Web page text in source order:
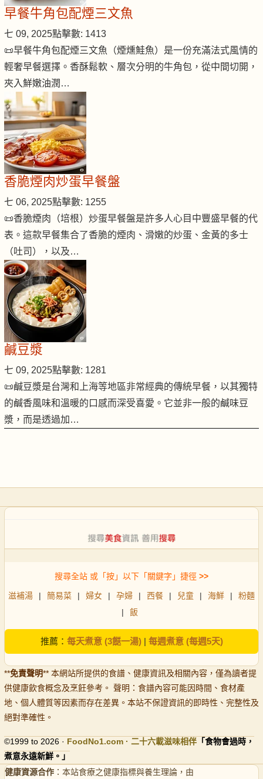
早餐牛角包配煙三文魚
七 09, 2025點擊數: 1413
📜早餐牛角包配煙三文魚（煙燻鮭魚）是一份充滿法式風情的
輕奢早餐選擇。香酥鬆軟、層次分明的牛角包，從中間切開，
夾入鮮嫩油潤…
香脆煙肉炒蛋早餐盤
七 06, 2025點擊數: 1255
📜香脆煙肉（培根）炒蛋早餐盤是許多人心目中豐盛早餐的代
表。這款早餐集合了香脆的煙肉、滑嫩的炒蛋、金黃的多士
（吐司），以及…
鹹豆漿
七 09, 2025點擊數: 1281
📜鹹豆漿是台灣和上海等地區非常經典的傳統早餐，以其獨特
的鹹香風味和溫暖的口感而深受喜愛。它並非一般的鹹味豆
漿，而是透過加…
搜尋全站 或「按」以下「關鍵字」捷徑 >>
滋補湯 | 簡易菜 | 婦女 | 孕婦 | 西餐 | 兒童 | 海鮮 |
粉麵
|
飯
推薦： 每天煮意 (3餸一湯)| 每週煮意 (每週5天)
**免責聲明** 本網站所提供的食譜、健康資訊及相關內容，僅為讀者提
供健康飲食概念及烹飪參考。 聲明：食譜內容可能因時間、食材產
地、個人體質等因素而存在差異。本站不保證資訊的即時性、完整性及
絕對準確性。
©1999 to 2026 · FoodNo1.com · 二十六載滋味相伴 「食物會過時，
煮意永遠新鮮。」
健康資源合作 ：本站食療之健康指標與養生理論，由